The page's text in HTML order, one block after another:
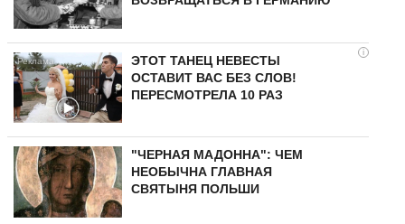
i
ЭТОТ ТАНЕЦ НЕВЕСТЫ
ОСТАВИТ ВАС БЕЗ СЛОВ!
ПЕРЕСМОТРЕЛА 10 РАЗ
"ЧЕРНАЯ МАДОННА": ЧЕМ
НЕОБЫЧНА ГЛАВНАЯ
СВЯТЫНЯ ПОЛЬШИ